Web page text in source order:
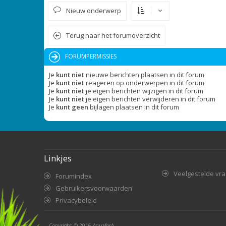
Nieuw onderwerp
Terug naar het forumoverzicht
FORUMPERMISSIES
Je kunt nietnieuwe berichten plaatsen in dit forum
Je kunt nietreageren op onderwerpen in dit forum
Je kunt nietje eigen berichten wijzigen in dit forum
Je kunt nietje eigen berichten verwijderen in dit forum
Je kunt geen bijlagen plaatsen in dit forum
Linkjes
Forumindex
Gebruikersvoorwaarden
Privacybeleid
Veelgestelde